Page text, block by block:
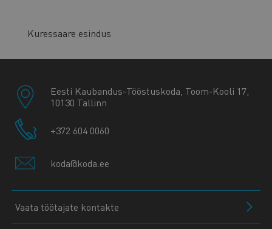
Kuressaare esindus
Eesti Kaubandus-Tööstuskoda, Toom-Kooli 17,
10130 Tallinn
+372 604 0060
koda@koda.ee
Vaata töötajate kontakte